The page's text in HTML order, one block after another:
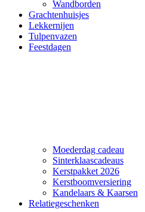
Wandborden
Grachtenhuisjes
Lekkernijen
Tulpenvazen
Feestdagen
Moederdag cadeau
Sinterklaascadeaus
Kerstpakket 2026
Kerstboomversiering
Kandelaars & Kaarsen
Relatiegeschenken